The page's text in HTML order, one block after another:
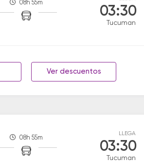
08h 55m
03:30
Tucuman
Ver descuentos
08h 55m
LLEGA
03:30
Tucuman